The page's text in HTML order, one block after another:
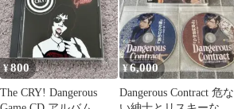
¥800
The CRY! Dangerous
¥6,000
Dangerous Contract 危な